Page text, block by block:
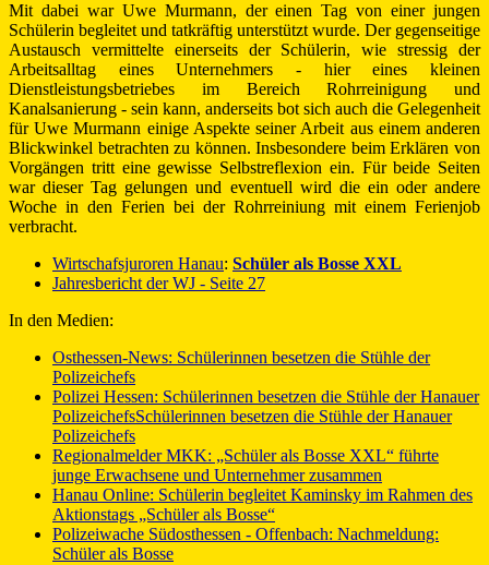
Mit dabei war Uwe Murmann, der einen Tag von einer jungen
Schülerin begleitet und tatkräftig unterstützt wurde. Der gegenseitige
Austausch vermittelte einerseits der Schülerin, wie stressig der
Arbeitsalltag eines Unternehmers - hier eines kleinen
Dienstleistungsbetriebes im Bereich Rohrreinigung und
Kanalsanierung - sein kann, anderseits bot sich auch die Gelegenheit
für Uwe Murmann einige Aspekte seiner Arbeit aus einem anderen
Blickwinkel betrachten zu können. Insbesondere beim Erklären von
Vorgängen tritt eine gewisse Selbstreflexion ein. Für beide Seiten
war dieser Tag gelungen und eventuell wird die ein oder andere
Woche in den Ferien bei der Rohrreiniung mit einem Ferienjob
verbracht.
Wirtschafsjuroren Hanau: Schüler als Bosse XXL
Jahresbericht der WJ - Seite 27
In den Medien:
Osthessen-News: Schülerinnen besetzen die Stühle der
Polizeichefs
Polizei Hessen: Schülerinnen besetzen die Stühle der Hanauer
PolizeichefsSchülerinnen besetzen die Stühle der Hanauer
Polizeichefs
Regionalmelder MKK: „Schüler als Bosse XXL“ führte
junge Erwachsene und Unternehmer zusammen
Hanau Online: Schülerin begleitet Kaminsky im Rahmen des
Aktionstags „Schüler als Bosse“
Polizeiwache Südosthessen - Offenbach: Nachmeldung:
Schüler als Bosse